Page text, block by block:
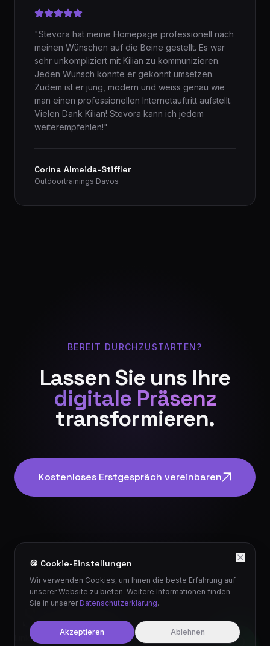
"Stevora hat meine Homepage professionell nach
meinen Wünschen auf die Beine gestellt. Es war
sehr unkompliziert mit Kilian zu kommunizieren.
Jeden Wunsch konnte er gekonnt umsetzen.
Zudem ist er jung, modern und weiss genau wie
man einen professionellen Internetauftritt aufstellt.
Vielen Dank Kilian! Stevora kann ich jedem
weiterempfehlen!"
Corina Almeida-Stiffler
Outdoortrainings Davos
BEREIT DURCHZUSTARTEN?
Lassen Sie uns Ihre
digitale Präsenz
transformieren.
Kostenloses Erstgespräch vereinbaren
Alle Rechte vorbehalten.
LinkedIn InstagramWebsite Audit ImpressumDatenschutz
🍪 Cookie-Einstellungen
Wir verwenden Cookies, um Ihnen die beste Erfahrung auf
unserer Website zu bieten. Weitere Informationen finden
Sie in unsererDatenschutzerklärung.
Akzeptieren Ablehnen